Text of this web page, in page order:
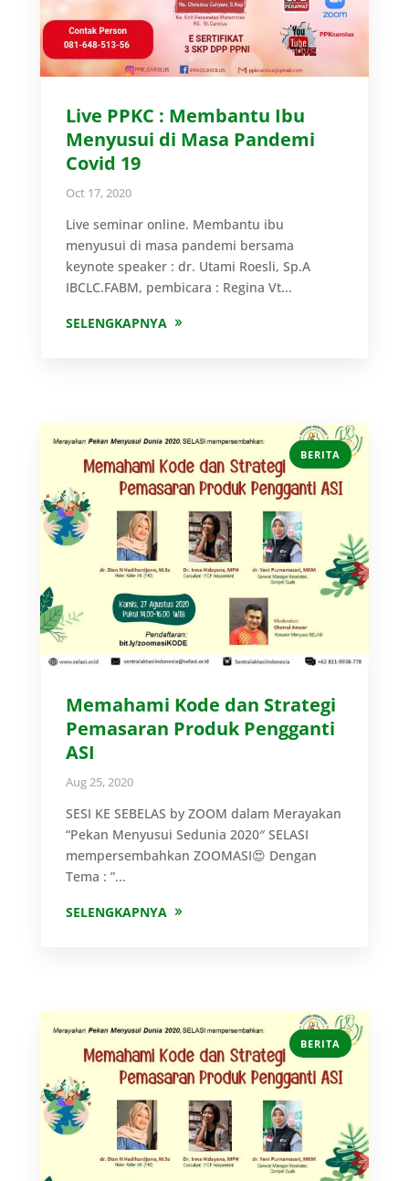
Live PPKC : Membantu Ibu
Menyusui di Masa Pandemi
Covid 19
Oct 17, 2020
Live seminar online. Membantu ibu
menyusui di masa pandemi bersama
keynote speaker : dr. Utami Roesli, Sp.A
IBCLC.FABM, pembicara : Regina Vt...
SELENGKAPNYA
BERITA
Memahami Kode dan Strategi
Pemasaran Produk Pengganti
ASI
Aug 25, 2020
SESI KE SEBELAS by ZOOM dalam Merayakan
“Pekan Menyusui Sedunia 2020″ SELASI
mempersembahkan ZOOMASI😍 Dengan
Tema : ”...
SELENGKAPNYA
BERITA